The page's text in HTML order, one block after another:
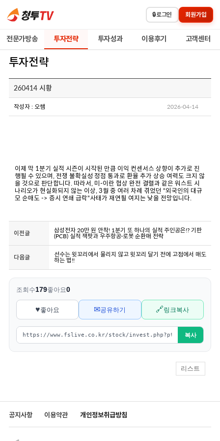
🔒로그인 회원가입
전문가방송 투자전략 투자성과 이용후기 고객센터
투자전략
260414 시황
작성자 : 오쌤 2026-04-14
이제 막 1분기 실적 시즌이 시작된 만큼 이익 컨센서스 상향이 추가로 진
행될 수 있으며, 전쟁 불확실성 정점 통과로 환율 추가 상승 여력도 크지 않
을 것으로 판단합니다. 따라서, 미-이란 협상 완전 결렬과 같은 워스트 시
나리오가 현실화되지 않는 이상, 3월 중 여러 차례 겪었던 “외국인의 대규
모 순매도 -> 증시 연쇄 급락”사태가 재연될 여지는 낮을 전망입니다.
이전글
삼성전자 20만 원 안착! 1분기 또 하나의 실적 주인공은!? 기판
(PCB) 실적 잭팟과 우주항공·로봇 순환매 전략
다음글
선수는 윗꼬리에서 물리지 않고 윗꼬리 달기 전에 고점에서 매도
하는 법!!
조회수179좋아요0
♥좋아요 ✉공유하기 🔗링크복사
복사
리스트
공지사항 이용약관 개인정보취급방침